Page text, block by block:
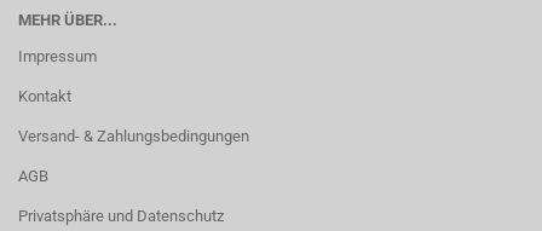
MEHR ÜBER...
Impressum
Kontakt
Versand- & Zahlungsbedingungen
AGB
Privatsphäre und Datenschutz